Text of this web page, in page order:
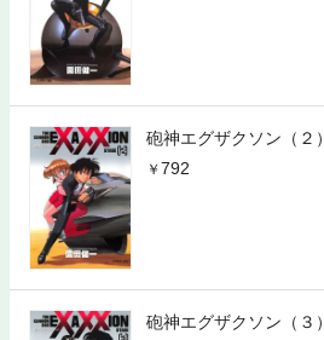
砲神エグザクソン（２）
792
砲神エグザクソン（３）